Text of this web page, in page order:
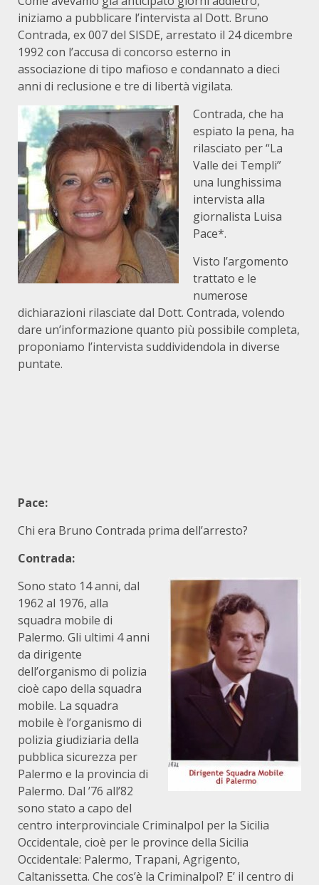
iniziamo a pubblicare l’intervista al Dott. Bruno
Contrada, ex 007 del SISDE, arrestato il 24 dicembre
1992 con l’accusa di concorso esterno in
associazione di tipo mafioso e condannato a dieci
anni di reclusione e tre di libertà vigilata.
Contrada, che ha
espiato la pena, ha
rilasciato per “La
Valle dei Templi”
una lunghissima
intervista alla
giornalista Luisa
Pace*.
Visto l’argomento
trattato e le
numerose
dichiarazioni rilasciate dal Dott. Contrada, volendo
dare un’informazione quanto più possibile completa,
proponiamo l’intervista suddividendola in diverse
puntate.
Pace:
Chi era Bruno Contrada prima dell’arresto?
Contrada:
Sono stato 14 anni, dal
1962 al 1976, alla
squadra mobile di
Palermo. Gli ultimi 4 anni
da dirigente
dell’organismo di polizia
cioè capo della squadra
mobile. La squadra
mobile è l’organismo di
polizia giudiziaria della
pubblica sicurezza per
Palermo e la provincia di
Palermo. Dal ’76 all’82
sono stato a capo del
centro interprovinciale Criminalpol per la Sicilia
Occidentale, cioè per le province della Sicilia
Occidentale: Palermo, Trapani, Agrigento,
Caltanissetta. Che cos’è la Criminalpol? E’ il centro di